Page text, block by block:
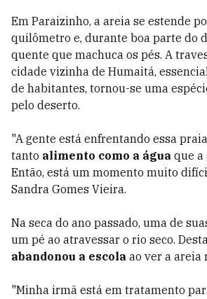
Em Paraizinho, a areia se estende
quilômetro e, durante boa parte do
quente que machuca os pés. A
cidade vizinha de Humaitá,
de habitantes, tornou-se uma
pelo deserto.
"A gente está enfrentando essa
tanto alimento como a água que a
Então, está um momento muito
Sandra Gomes Vieira.
Na seca do ano passado, uma de
um pé ao atravessar o rio seco.
abandonou a escola ao ver a areia
"Minha irmã está em tratamento